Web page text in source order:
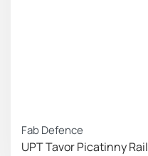
Fab Defence
UPT Tavor Picatinny Rail